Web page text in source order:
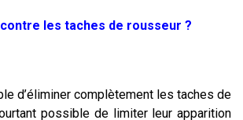
les taches de rousseur ?
d’éliminer complètement les taches de
possible de limiter leur apparition